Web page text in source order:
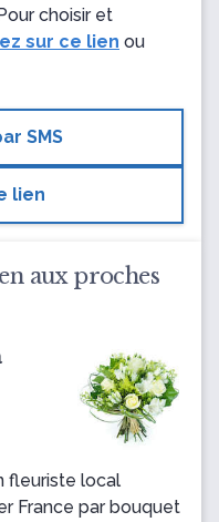
choisir et
sur ce lien ou
SMS
lien
aux proches
fleuriste local
France par bouquet